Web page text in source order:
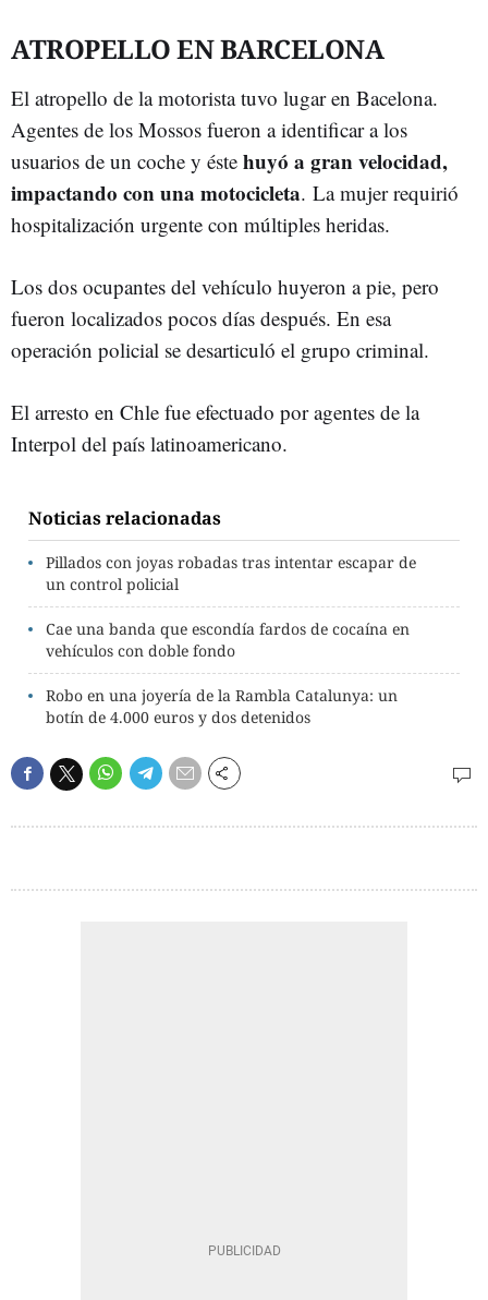
ATROPELLO EN BARCELONA
El atropello de la motorista tuvo lugar en Bacelona.
Agentes de los Mossos fueron a identificar a los
usuarios de un coche y éste huyó a gran velocidad,
impactando con una motocicleta. La mujer requirió
hospitalización urgente con múltiples heridas.
Los dos ocupantes del vehículo huyeron a pie, pero
fueron localizados pocos días después. En esa
operación policial se desarticuló el grupo criminal.
El arresto en Chle fue efectuado por agentes de la
Interpol del país latinoamericano.
Noticias relacionadas
Pillados con joyas robadas tras intentar escapar de
un control policial
Cae una banda que escondía fardos de cocaína en
vehículos con doble fondo
Robo en una joyería de la Rambla Catalunya: un
botín de 4.000 euros y dos detenidos